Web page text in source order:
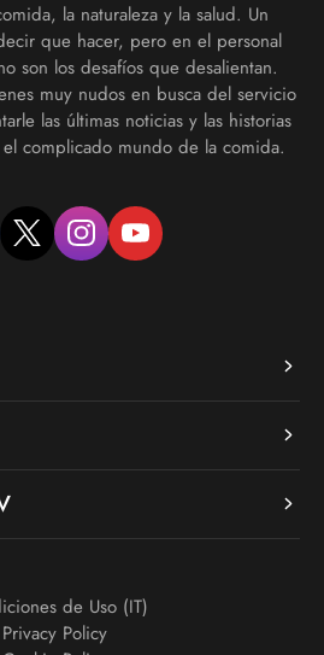
la naturaleza y la salud. Un
que hacer, pero en el personal
son los desafíos que desalientan.
muy nudos en busca del servicio
las últimas noticias y las historias
complicado mundo de la comida.
twitter instagramyoutube
de Uso (IT)
Privacy Policy